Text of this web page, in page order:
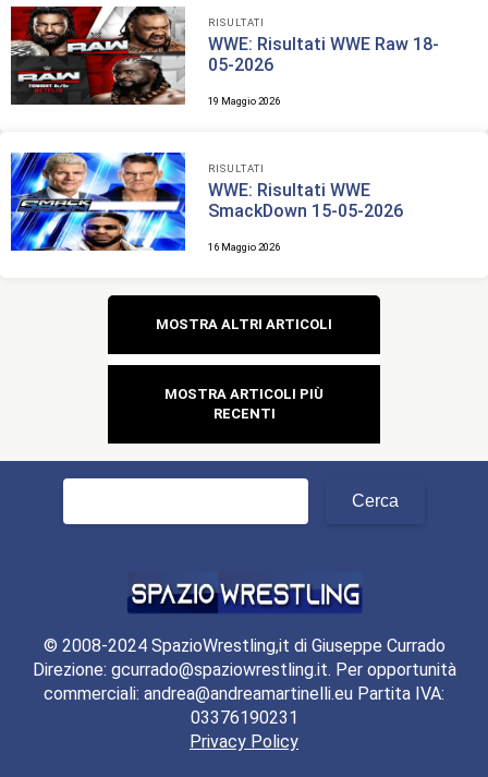
RISULTATI
WWE: Risultati WWE Raw 18-
05-2026
19 Maggio 2026
RISULTATI
WWE: Risultati WWE
SmackDown 15-05-2026
16 Maggio 2026
Navigazione
articoli
MOSTRA ALTRI ARTICOLI
MOSTRA ARTICOLI PIÙ
RECENTI
Ricerca
© 2008-2024 SpazioWrestling,it di Giuseppe Currado
Direzione: gcurrado@spaziowrestling.it. Per opportunità
commerciali: andrea@andreamartinelli.eu Partita IVA:
03376190231
Privacy Policy